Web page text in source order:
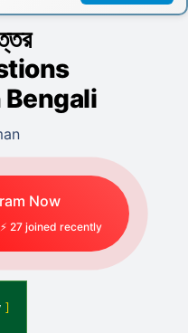
Now
20 joined recently